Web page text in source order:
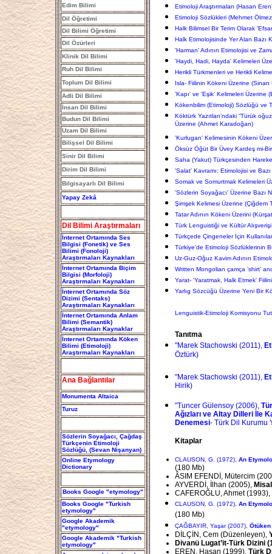
Edim Bilimi
Dil Öğretimi
Dil Bilimi Öğretimi
Dil Özürleri
Klinik Dil Bilimi
Ruh Dil Bilimi
Toplum Dil Bilimi
Adli Dil Bilimi
İnsan Dil Bilimi
Budun Dil Bilimi
Uzam Dil Bilimi
Bilişsel Dil Bilimi
Sinir Dil Bilimi
Dirim Dil Bilimi
Bilgisayarlı Dil Bilimi
Yapay Zekâ
Dil Bilimi Araştırmaları
İnternet Ortamında Ses
Bilgisi (Fonetik) ve Ses
Bilimi (Fonoloji)
Araştırmaları Kaynakları
İnternet Ortamında Biçim
Bilgisi (Morfoloji)
Araştırmaları Kaynakları
İnternet Ortamında Söz
Dizimi (Sentaks)
Araştırmaları Kaynakları
İnternet Ortamında Anlam
Bilimi (Semantik)
Araştırmaları Kaynaklar
İnternet Ortamında Köken
Bilimi (Etimoloji)
Araştırmaları Kaynakları
Ana Bağlantılar
Monumenta Altaica
Turuz
Sözlerin Soyağacı, Çağdaş
Türkçenin Etimoloji
Sözlüğü, (Sevan Nişanyan)
Online Etymology
Dictionary
Books Google "etymology"
Books Google "Turkish
etymology"
Google Akademik
"etymology"
Google Akademik "Turkish
etymology"
Etimoloji Araştırmaları (Hasan
Etimoloji Sözlükleri (Mehmet
Halk Bilimsel Bir Terim Olarak
Halk Etimolojisinde Yer Alan Bazı
'Harman' Adının Etimolojisi ve
'Haydi, Hadi, Hayda' Kelimeleri
Herikli Türkmenleri ve Herikli
Isla- Fiilinin Kökeni Üzerine (Sinan
'Kapı' ve 'Eşik' Kelimeleri Üzerine
Kökenbilim (Etimoloji) Sözlüğü ve
Köktürk Yazıtları’ndaki “Türük
Üzerine (Ahmet Karadoğan)
'Kurlugan' Kelimesinin Kökeni
Öksüz Öğüt Bir Üvey Kardeş mi-
Saha (Yakut) Türkçesinden
'Salat' Kavramı: Etimolojisi ve
Somak ve Somurtmak Kelimeleri
'Sözlerin Soyağacı' Üzerine Bazı
Şimşek Kelimesi Üzerine (Çiğdem
Tatar Adının Kökeni Üzerini (Kürşat
Türk Lenguistiği ve Kültür
Türkçede Çingeneler İçin
Türkiye'de Etimoloji Sözlüklerinin
Uz-Guz-Oğuz Kavim Adının
Written Mongolian çamça ‘shirt’
Yarat- 'Yaratmak, Halk Etmek'
Yarlıg Sözcüğü Üzerine Yeni Bir
Lenguistik-Etimoloji Komisyonu
Tanıtma
"Marek Stachowski (2011),
Öztürk)
"Marek Stachowski (2011),
Hirik)
"Tuncer Gülensoy (2006),
Ağızları ve Altay Dilleri İle
Denemesi- Türk Dil Kurumu
Kitaplar
CLAUSON, G. (1972), An
(180 Mb)
ÂSIM EFENDİ, Mütercim
AYVERDİ, İlhan (2005),
CAFEROĞLU, Ahmet (1993),
CLAUSON, G. (1972), An
(180 Mb)
ÇAĞBAYIR, Yaşar (2007),
DİLÇİN, Cem (Düzenleyen),
Divanü Lugat’it-Türk Dizini
EREN, Hasan (1999), Türk